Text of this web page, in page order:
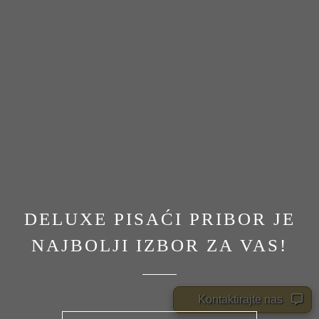
DELUXE PISAĆI PRIBOR JE
NAJBOLJI IZBOR ZA VAS!
Kontaktirajte nas